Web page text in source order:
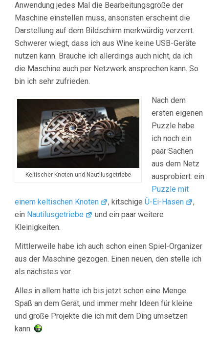
Anwendung jedes Mal die Bearbeitungsgröße der
Maschine einstellen muss, ansonsten erscheint die
Darstellung auf dem Bildschirm merkwürdig verzerrt.
Schwerer wiegt, dass ich aus Wine keine USB-Geräte
nutzen kann. Brauche ich allerdings auch nicht, da ich
die Maschine auch per Netzwerk ansprechen kann. So
bin ich sehr zufrieden.
Keltischer Knoten und Nautilusgetriebe
Nach dem
ersten eigenen
Puzzle habe
ich noch ein
paar Sachen
aus dem Netz
ausprobiert: ein
Puzzle mit
einem keltischen Knoten
, kitschigeÜ-Ei-Hasen
,
ein Nautilusgetriebe
und ein paar weitere
Kleinigkeiten.
Mittlerweile habe ich auch schon einen Spiel-Organizer
aus der Maschine gezogen. Einen neuen, den stelle ich
als nächstes vor.
Alles in allem hatte ich bis jetzt schon eine Menge
Spaß an dem Gerät, und immer mehr Ideen für kleine
und große Projekte die ich mit dem Ding umsetzen
kann.